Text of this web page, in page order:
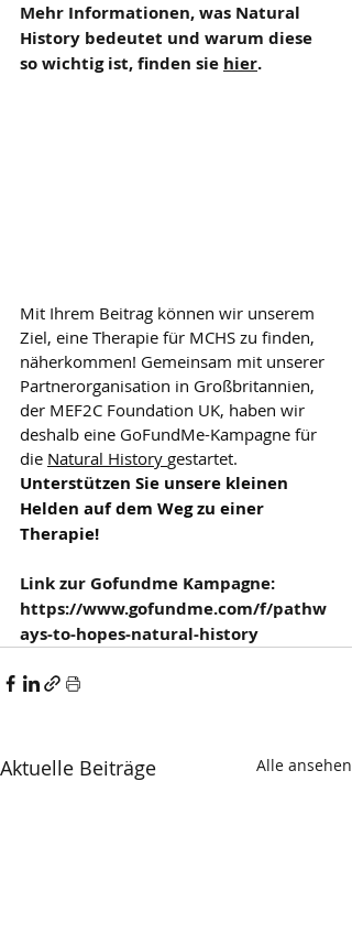
Mehr Informationen, was Natural
History bedeutet und warum diese
so wichtig ist, finden sie hier.
Mit Ihrem Beitrag können wir unserem
Ziel, eine Therapie für MCHS zu finden,
näherkommen! Gemeinsam mit unserer
Partnerorganisation in Großbritannien,
der MEF2C Foundation UK, haben wir
deshalb eine GoFundMe-Kampagne für
die Natural History gestartet.
Unterstützen Sie unsere kleinen
Helden auf dem Weg zu einer
Therapie!
Link zur Gofundme Kampagne:
https://www.gofundme.com/f/pathw
ays-to-hopes-natural-history
Aktuelle Beiträge Alle ansehen